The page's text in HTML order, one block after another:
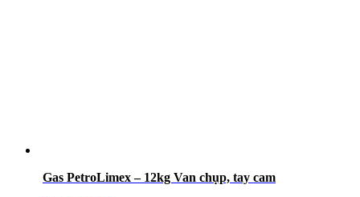
Gas PetroLimex – 12kg Van chụp, tay cam